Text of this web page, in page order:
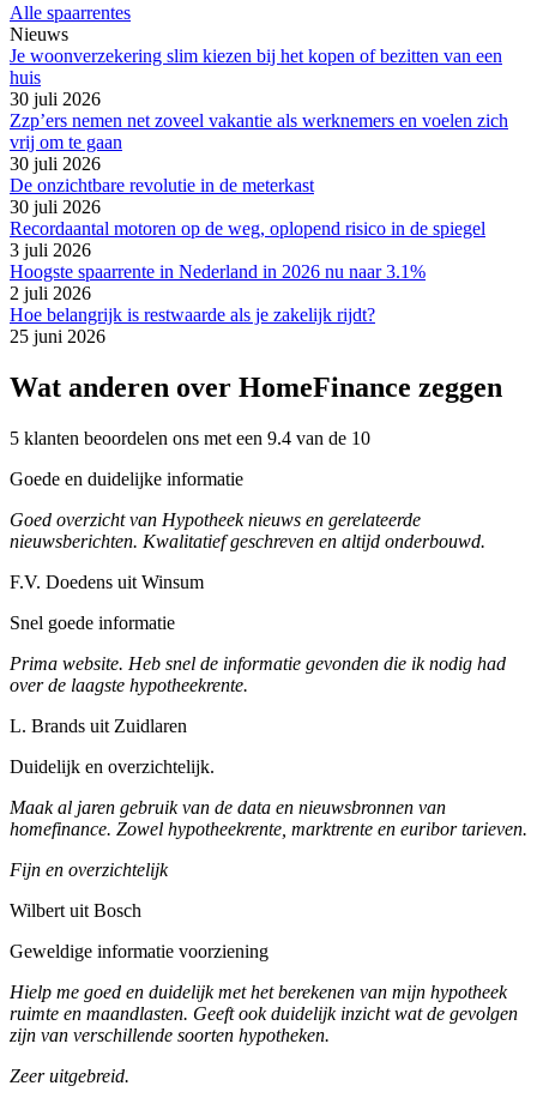
Alle spaarrentes
Nieuws
Je woonverzekering slim kiezen bij het kopen of bezitten van een
huis
30 juli 2026
Zzp’ers nemen net zoveel vakantie als werknemers en voelen zich
vrij om te gaan
30 juli 2026
De onzichtbare revolutie in de meterkast
30 juli 2026
Recordaantal motoren op de weg, oplopend risico in de spiegel
3 juli 2026
Hoogste spaarrente in Nederland in 2026 nu naar 3.1%
2 juli 2026
Hoe belangrijk is restwaarde als je zakelijk rijdt?
25 juni 2026
Wat anderen over HomeFinance zeggen
5 klanten beoordelen ons met een 9.4 van de 10
Goede en duidelijke informatie
Goed overzicht van Hypotheek nieuws en gerelateerde
nieuwsberichten. Kwalitatief geschreven en altijd onderbouwd.
F.V. Doedens uit Winsum
Snel goede informatie
Prima website. Heb snel de informatie gevonden die ik nodig had
over de laagste hypotheekrente.
L. Brands uit Zuidlaren
Duidelijk en overzichtelijk.
Maak al jaren gebruik van de data en nieuwsbronnen van
homefinance. Zowel hypotheekrente, marktrente en euribor tarieven.
Fijn en overzichtelijk
Wilbert uit Bosch
Geweldige informatie voorziening
Hielp me goed en duidelijk met het berekenen van mijn hypotheek
ruimte en maandlasten. Geeft ook duidelijk inzicht wat de gevolgen
zijn van verschillende soorten hypotheken.
Zeer uitgebreid.